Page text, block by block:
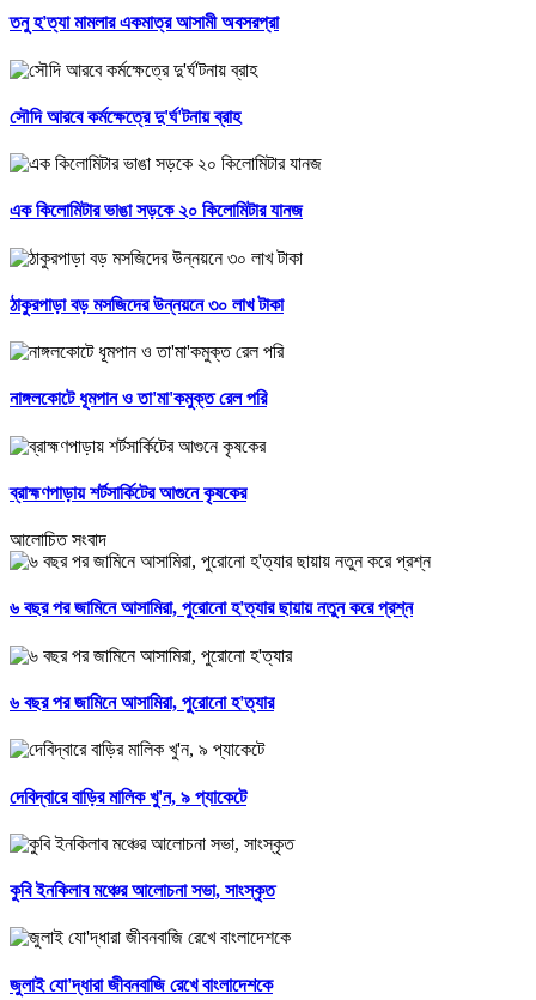
তনু হ'ত্যা মামলার একমাত্র আসামী অবসরপ্রা
সৌদি আরবে কর্মক্ষেত্রে দু'র্ঘ'টনায় ব্রাহ
এক কিলোমিটার ভাঙা সড়কে ২০ কিলোমিটার যানজ
ঠাকুরপাড়া বড় মসজিদের উন্নয়নে ৩০ লাখ টাকা
নাঙ্গলকোটে ধূমপান ও তা'মা'কমুক্ত রেল পরি
ব্রাহ্মণপাড়ায় শর্টসার্কিটের আগুনে কৃষকের
আলোচিত সংবাদ
৬ বছর পর জামিনে আসামিরা, পুরোনো হ'ত্যার ছায়ায় নতুন করে প্রশ্ন
৬ বছর পর জামিনে আসামিরা, পুরোনো হ'ত্যার
দেবিদ্বারে বাড়ির মালিক খু'ন, ৯ প্যাকেটে
কুবি ইনকিলাব মঞ্চের আলোচনা সভা, সাংস্কৃত
জুলাই যো'দ্ধারা জীবনবাজি রেখে বাংলাদেশকে